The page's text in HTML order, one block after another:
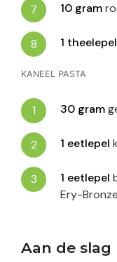
10 gram
1 theelepel
KANEEL PASTA
30 gram
1 eetlepel
1 eetlepel
Ery-
Aan de slag